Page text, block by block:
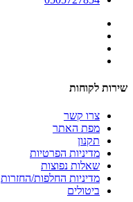
שירות לקוחות
צרו קשר
מפת האתר
תקנון
מדיניות הפרטיות
שאלות נפוצות
מדיניות החלפות/החזרות
ביטולים